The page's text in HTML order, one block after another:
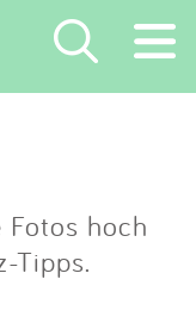
×
Fotos hoch
Tipps.